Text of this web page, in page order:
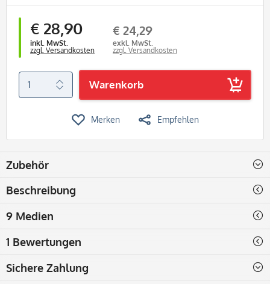
€ 28,90
inkl. MwSt.
zzgl. Versandkosten
€ 24,29
exkl. MwSt.
zzgl. Versandkosten
Warenkorb
Merken Empfehlen
Zubehör
Beschreibung
9 Medien
1 Bewertungen
Sichere Zahlung